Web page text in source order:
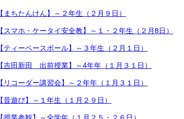
【まちたんけん】～２年生（２月９日）
【スマホ・ケータイ安全教】～１・２年生（２月8日）
【ティーベースボール】～３年生（２月１日）
【吉田新田 出前授業】～4年年（１月３１日）
【リコーダー講習会】～２年年（１月３１日）
【昔遊び】～１年生（１月２９日）